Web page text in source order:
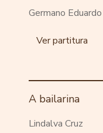
Germano
Ver partitura
A bailarina
Lindalva Cruz